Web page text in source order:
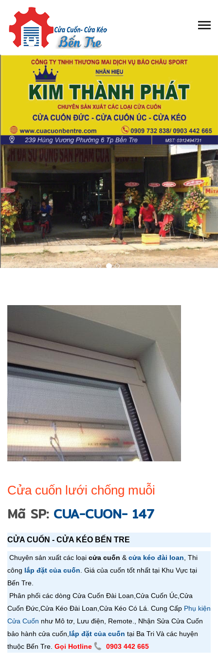
Cửa cuốn lưới chống muỗi
Mã SP: CUA-CUON- 147
CỬA CUỐN - CỬA KÉO BẾN TRE
Chuyên sản xuất các loại cửa cuốn & cửa kéo đài loan , Thi
công lắp đặt của cuốn . Giá của cuốn tốt nhất tại Khu Vực tại
Bến Tre.
Phân phối các dòng Cửa Cuốn Đài Loan, Cửa Cuốn Úc, Cửa
Cuốn Đức, Cửa Kéo Đài Loan, Cửa Kéo Có Lá . Cung Cấp Phụ kiện
Cửa Cuốn như Mô tơ, Lưu điện, Remote., Nhận Sửa Cửa Cuốn
bảo hành cửa cuốn, lắp đặt của cuốn tại Ba Tri Và các huyện
thuộc Bến Tre. Gọi Hotline 0903 442 665